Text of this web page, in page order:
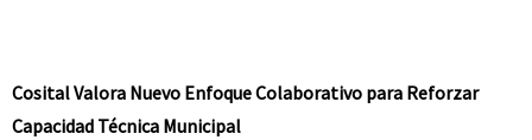
Cosital Valora Nuevo Enfoque Colaborativo para Reforzar
Capacidad Técnica Municipal